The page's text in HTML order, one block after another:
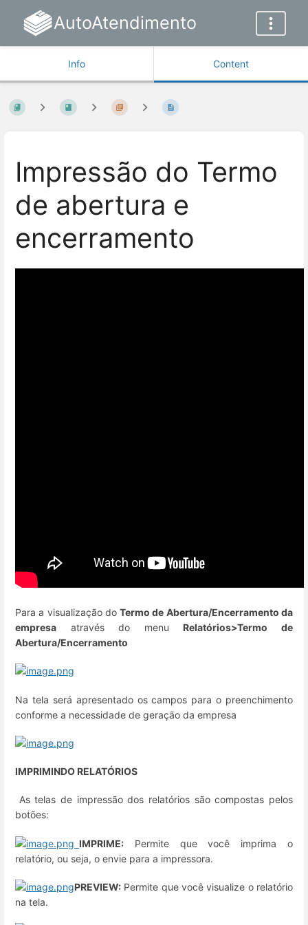
AutoAtendimento
Info Content
Impressão do Termo
de abertura e
encerramento
Para a visualização doTermo de Abertura/Encerramento da
empresa através do menu Relatórios>Termo de
Abertura/Encerramento
Na tela será apresentado os campos para o preenchimento
conforme a necessidade de geração da empresa
IMPRIMINDO RELATÓRIOS
As telas de impressão dos relatórios são compostas pelos
botões:
IMPRIME: Permite que você imprima o
relatório, ou seja, o envie para a impressora.
PREVIEW: Permite que você visualize o relatório
na tela.